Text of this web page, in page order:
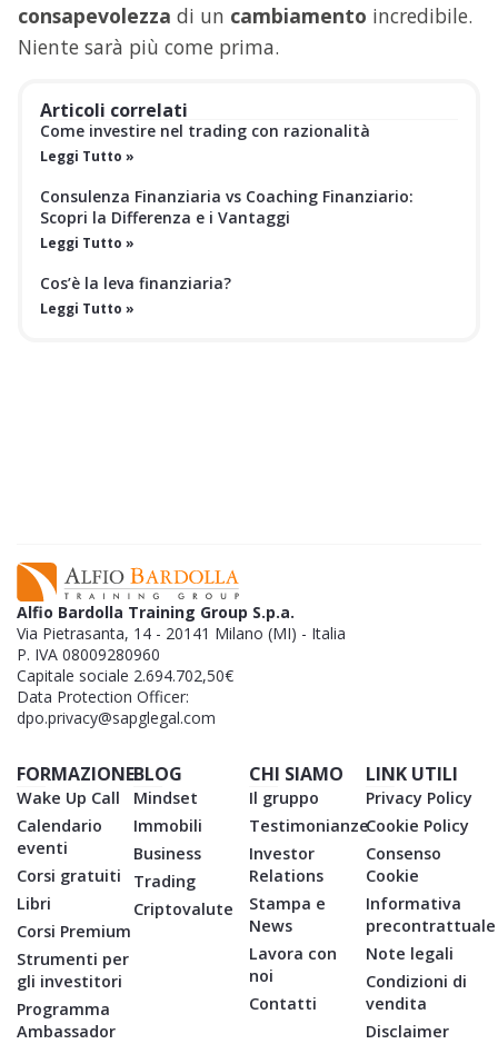
consapevolezza di un cambiamento incredibile.
Niente sarà più come prima.
Articoli correlati
Come investire nel trading con razionalità
Leggi Tutto »
Consulenza Finanziaria vs Coaching Finanziario:
Scopri la Differenza e i Vantaggi
Leggi Tutto »
Cos’è la leva finanziaria?
Leggi Tutto »
Alfio Bardolla Training Group S.p.a.
Via Pietrasanta, 14 - 20141 Milano (MI) - Italia
P. IVA 08009280960
Capitale sociale 2.694.702,50€
Data Protection Officer:
dpo.privacy@sapglegal.com
FORMAZIONE
Wake Up Call
Calendario
eventi
Corsi gratuiti
Libri
Corsi Premium
Strumenti per
gli investitori
Programma
Ambassador
BLOG
Mindset
Immobili
Business
Trading
Criptovalute
CHI SIAMO
Il gruppo
Testimonianze
Investor
Relations
Stampa e
News
Lavora con
noi
Contatti
LINK UTILI
Privacy Policy
Cookie Policy
Consenso
Cookie
Informativa
precontrattuale
Note legali
Condizioni di
vendita
Disclaimer